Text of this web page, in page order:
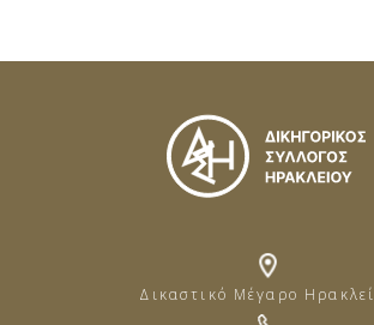
Δικαστικό Μέγαρο